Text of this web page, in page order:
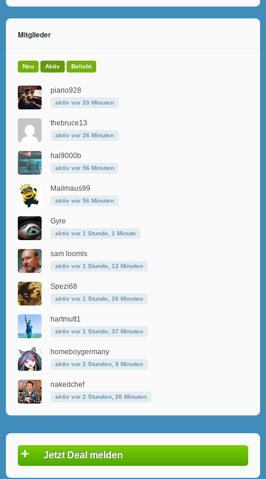
Mitglieder
Neu Aktiv Beliebt
piano928
aktiv vor 20 Minuten
thebruce13
aktiv vor 26 Minuten
hal9000b
aktiv vor 56 Minuten
Mailmaus99
aktiv vor 56 Minuten
Gyre
aktiv vor 1 Stunde, 1 Minute
sam loomis
aktiv vor 1 Stunde, 12 Minuten
Spezi68
aktiv vor 1 Stunde, 26 Minuten
hartmutt1
aktiv vor 1 Stunde, 37 Minuten
homeboygermany
aktiv vor 2 Stunden, 9 Minuten
nakedchef
aktiv vor 2 Stunden, 26 Minuten
+ Jetzt Deal melden